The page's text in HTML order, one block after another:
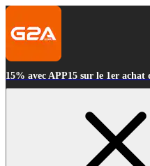
15% avec APP15 sur le 1er achat